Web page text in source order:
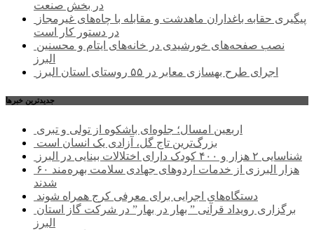
در بخش صنعت
در دستور کار است
البرز
اجرای طرح بهسازی معابر در ۵۵ روستای استان البرز
جديدترين خبرها
اربعین امسال؛ جلوه‌ای باشکوه از تولی و تبری
بزرگ‌ترین تاج گل، آزادی یک انسان است
شناسایی ۲ هزار و ۴۰۰ کودک دارای اختلالات بینایی در البرز
۶۰ هزار البرزی از خدمات اردوهای جهادی سلامت بهره‌مند
شدند
دستگاه‌های اجرایی برای معرفی کرج همراه شوند
البرز